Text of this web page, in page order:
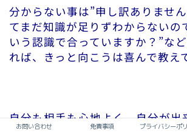
分からない事は”申し訳ありませ
てまだ知識が足りずわからない
いう認識で合っていますか？”な
れば、きっと向こうは喜んで教え
自分も相手も心地よく、自分が出
よく受け答えしていく、、それだ
お問い合わせ 免責事項 プライバシーポ